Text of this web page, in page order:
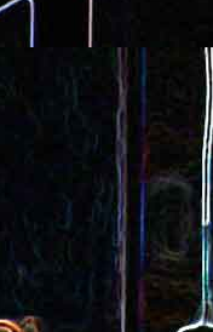
Cake au saucisson